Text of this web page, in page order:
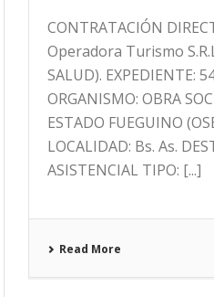
CONTRATACIÓN
Operadora Turismo
SALUD). EXPEDIENTE:
ORGANISMO: OBRA
ESTADO FUEGUINO
LOCALIDAD: Bs. As.
ASISTENCIAL TIPO: [...]
Read More